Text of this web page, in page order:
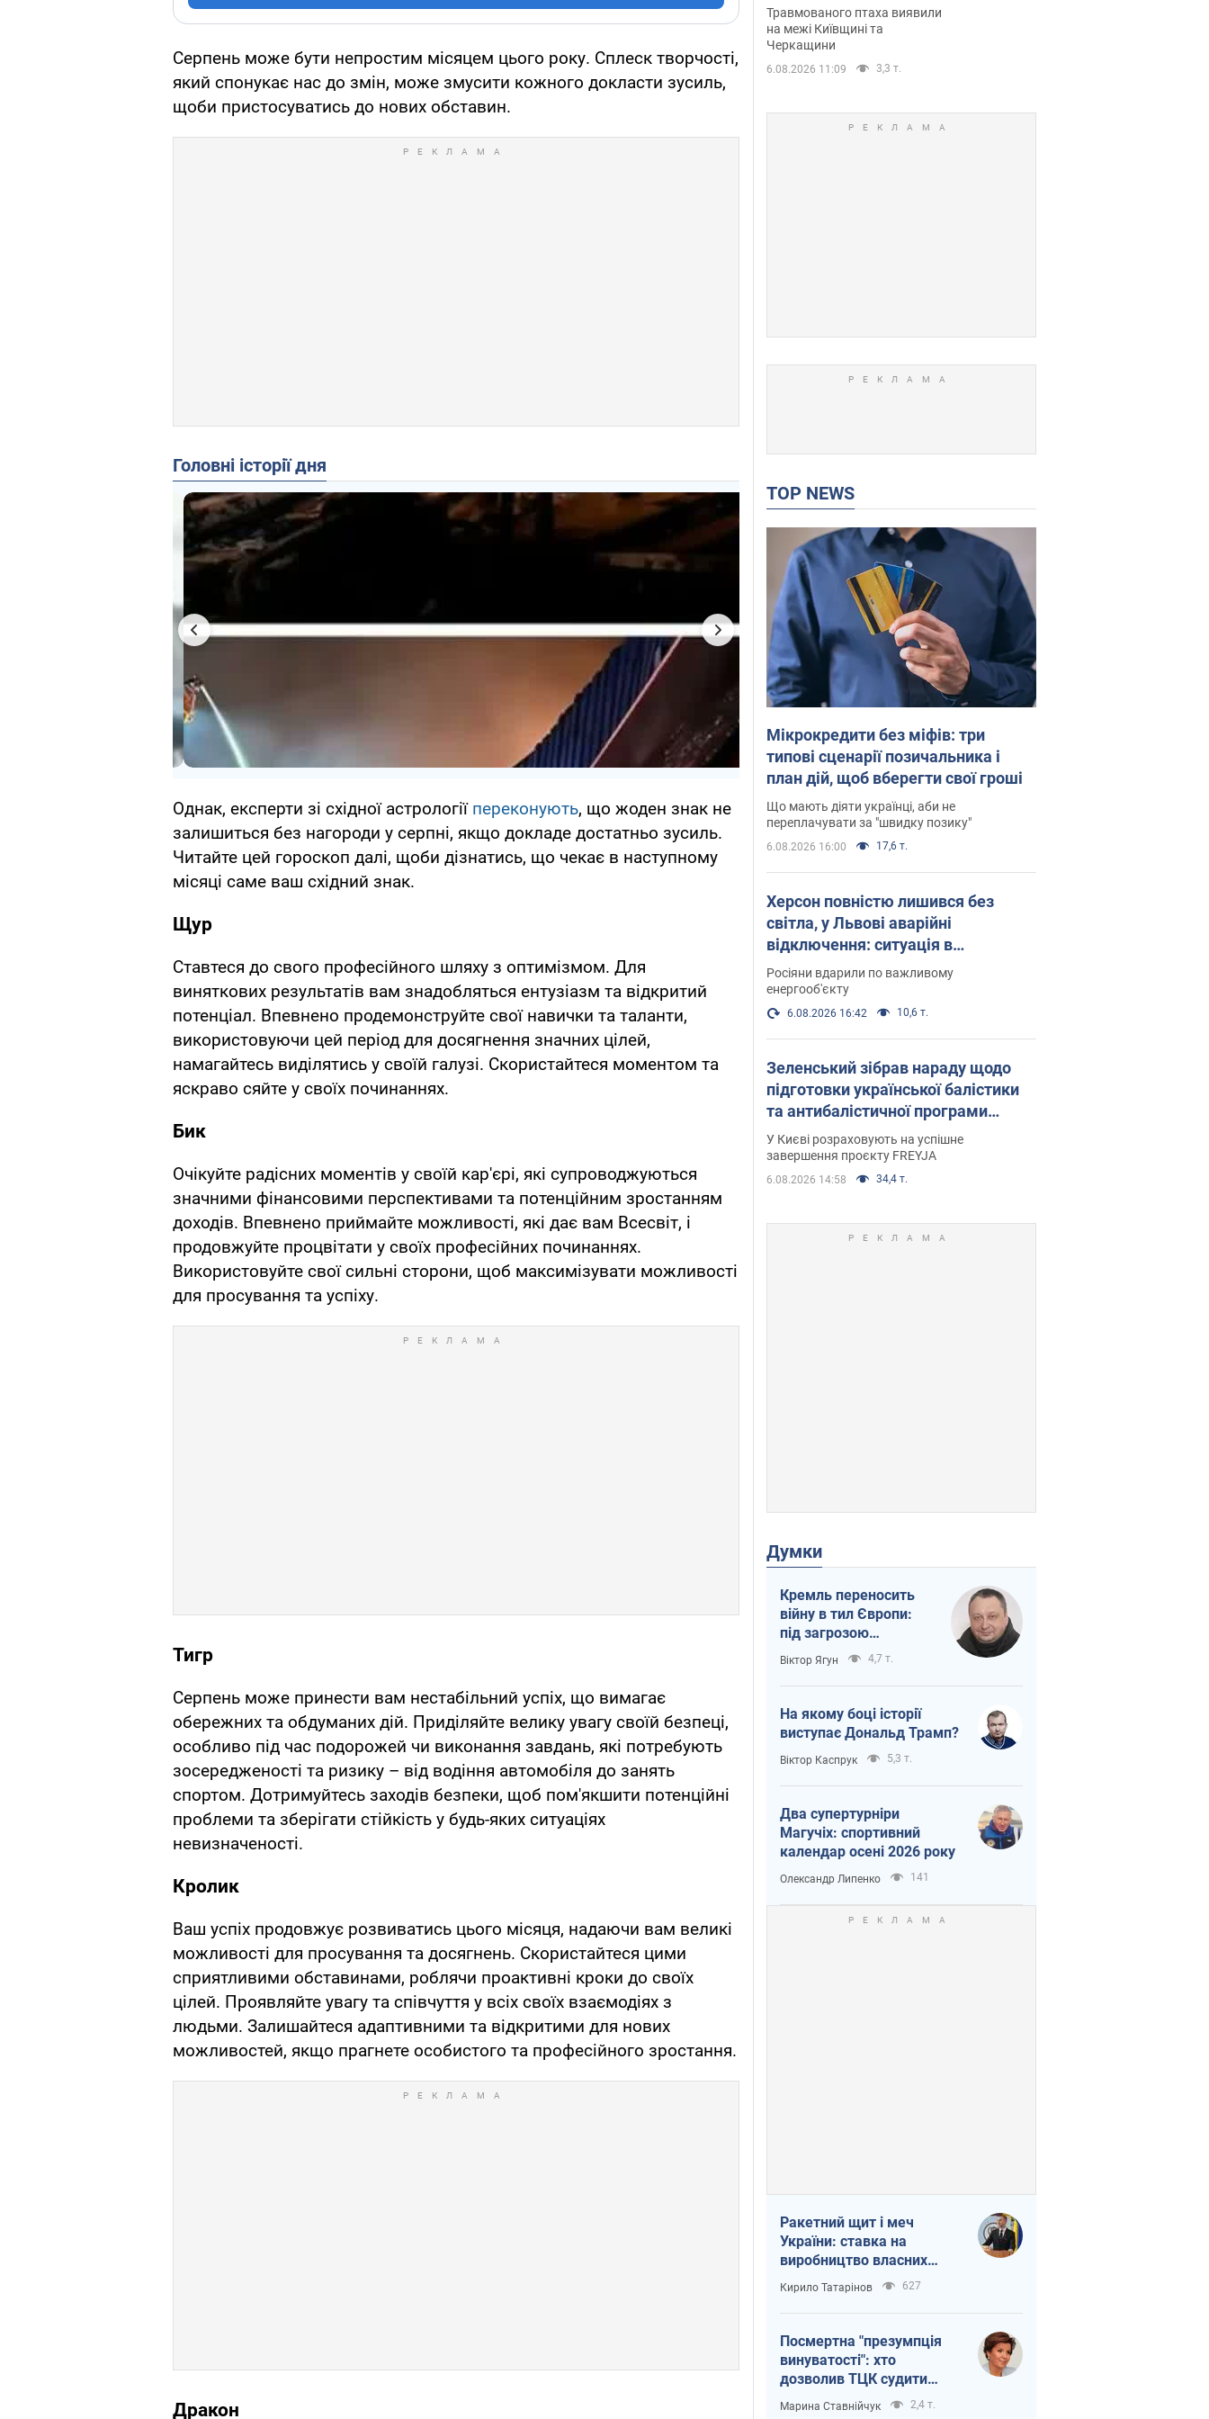
Серпень може бути непростим місяцем цього року. Сплеск творчості,
який спонукає нас до змін, може змусити кожного докласти зусиль,
щоби пристосуватись до нових обставин.
Головні історії дня
Однак, експерти зі східної астрології переконують, що жоден знак не
залишиться без нагороди у серпні, якщо докладе достатньо зусиль.
Читайте цей гороскоп далі, щоби дізнатись, що чекає в наступному
місяці саме ваш східний знак.
Щур
Ставтеся до свого професійного шляху з оптимізмом. Для
виняткових результатів вам знадобляться ентузіазм та відкритий
потенціал. Впевнено продемонструйте свої навички та таланти,
використовуючи цей період для досягнення значних цілей,
намагайтесь виділятись у своїй галузі. Скористайтеся моментом та
яскраво сяйте у своїх починаннях.
Бик
Очікуйте радісних моментів у своїй кар'єрі, які супроводжуються
значними фінансовими перспективами та потенційним зростанням
доходів. Впевнено приймайте можливості, які дає вам Всесвіт, і
продовжуйте процвітати у своїх професійних починаннях.
Використовуйте свої сильні сторони, щоб максимізувати можливості
для просування та успіху.
Тигр
Серпень може принести вам нестабільний успіх, що вимагає
обережних та обдуманих дій. Приділяйте велику увагу своїй безпеці,
особливо під час подорожей чи виконання завдань, які потребують
зосередженості та ризику – від водіння автомобіля до занять
спортом. Дотримуйтесь заходів безпеки, щоб пом'якшити потенційні
проблеми та зберігати стійкість у будь-яких ситуаціях
невизначеності.
Кролик
Ваш успіх продовжує розвиватись цього місяця, надаючи вам великі
можливості для просування та досягнень. Скористайтеся цими
сприятливими обставинами, роблячи проактивні кроки до своїх
цілей. Проявляйте увагу та співчуття у всіх своїх взаємодіях з
людьми. Залишайтеся адаптивними та відкритими для нових
можливостей, якщо прагнете особистого та професійного зростання.
Дракон
нетиповий маршрут.
Фото
Травмованого птаха виявили
на межі Київщині та
Черкащини
6.08.2026 11:09 3,3 т.
TOP NEWS
Мікрокредити без міфів: три
типові сценарії позичальника і
план дій, щоб вберегти свої гроші
Що мають діяти українці, аби не
переплачувати за "швидку позику"
6.08.2026 16:00 17,6 т.
Херсон повністю лишився без
світла, у Львові аварійні
відключення: ситуація в
енергосистемі 6 серпня
Росіяни вдарили по важливому
енергооб'єкту
6.08.2026 16:42 10,6 т.
Зеленський зібрав нараду щодо
підготовки української балістики
та антибалістичної програми
FREYJA: які рішення готуються
У Києві розраховують на успішне
завершення проєкту FREYJA
6.08.2026 14:58 34,4 т.
Думки
Кремль переносить
війну в тил Європи:
під загрозою
критична логістика
Віктор Ягун 4,7 т.
На якому боці історії
виступає Дональд Трамп?
Віктор Каспрук 5,3 т.
Два супертурніри
Магучіх: спортивний
календар осені 2026 року
Олександр Липенко 141
Ракетний щит і меч
України: ставка на
виробництво власних
ракет
Кирило Татарінов 627
Посмертна "презумпція
винуватості": хто
дозволив ТЦК судити
загиблих захисників
Марина Ставнійчук 2,4 т.